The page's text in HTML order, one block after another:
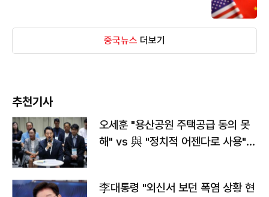
중국뉴스 더보기
추천기사
오세훈 "용산공원 주택공급 동의 못
해" vs 與 "정치적 어젠다로 사용"
李대통령 "외신서 보던 폭염 상황 현